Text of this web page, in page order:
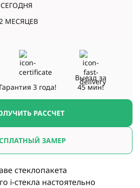
МЕСЯЦЕВ
РАССЧЕТ
ЗАМЕР
Гарантия3 года!
Выезд за
45 мин!
стеклопакета
i-стекла настоятельно